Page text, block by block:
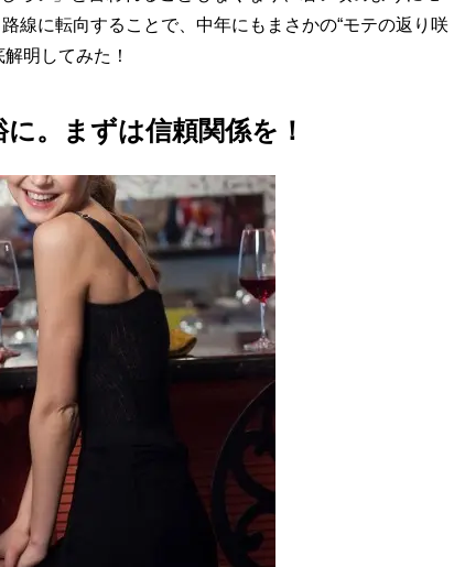
線に転向することで、中年にもまさかの“モテの返り咲
明してみた！
。まずは信頼関係を！